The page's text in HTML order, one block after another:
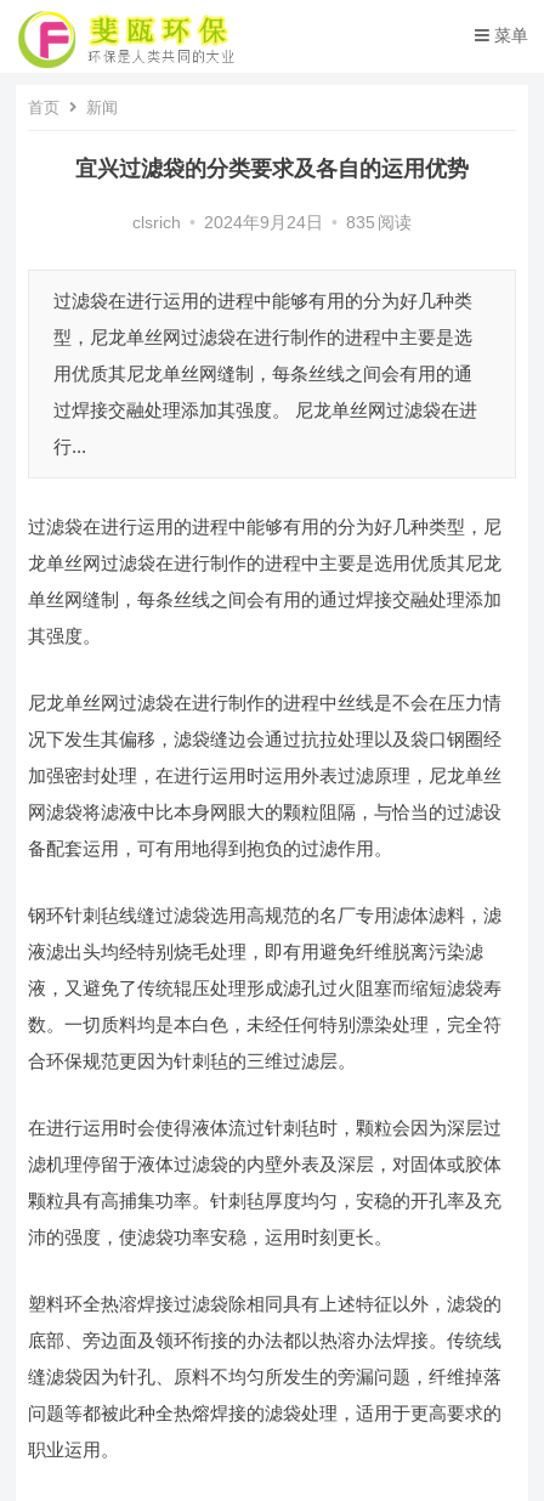
菜单
首页 新闻
宜兴过滤袋的分类要求及各自的运用优势
clsrich • 2024年9月24日 • 835 阅读
过滤袋在进行运用的进程中能够有用的分为好几种类
型，尼龙单丝网过滤袋在进行制作的进程中主要是选
用优质其尼龙单丝网缝制，每条丝线之间会有用的通
过焊接交融处理添加其强度。 尼龙单丝网过滤袋在进
行...
过滤袋在进行运用的进程中能够有用的分为好几种类型，尼
龙单丝网过滤袋在进行制作的进程中主要是选用优质其尼龙
单丝网缝制，每条丝线之间会有用的通过焊接交融处理添加
其强度。
尼龙单丝网过滤袋在进行制作的进程中丝线是不会在压力情
况下发生其偏移，滤袋缝边会通过抗拉处理以及袋口钢圈经
加强密封处理，在进行运用时运用外表过滤原理，尼龙单丝
网滤袋将滤液中比本身网眼大的颗粒阻隔，与恰当的过滤设
备配套运用，可有用地得到抱负的过滤作用。
钢环针刺毡线缝过滤袋选用高规范的名厂专用滤体滤料，滤
液滤出头均经特别烧毛处理，即有用避免纤维脱离污染滤
液，又避免了传统辊压处理形成滤孔过火阻塞而缩短滤袋寿
数。一切质料均是本白色，未经任何特别漂染处理，完全符
合环保规范更因为针刺毡的三维过滤层。
在进行运用时会使得液体流过针刺毡时，颗粒会因为深层过
滤机理停留于液体过滤袋的内壁外表及深层，对固体或胶体
颗粒具有高捕集功率。针刺毡厚度均匀，安稳的开孔率及充
沛的强度，使滤袋功率安稳，运用时刻更长。
塑料环全热溶焊接过滤袋除相同具有上述特征以外，滤袋的
底部、旁边面及领环衔接的办法都以热溶办法焊接。传统线
缝滤袋因为针孔、原料不均匀所发生的旁漏问题，纤维掉落
问题等都被此种全热熔焊接的滤袋处理，适用于更高要求的
职业运用。